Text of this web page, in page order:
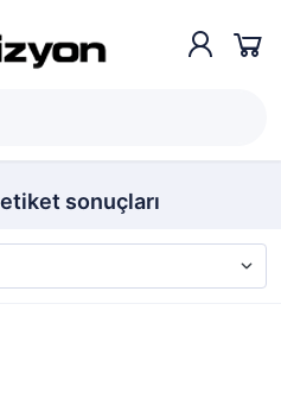
sonuçları